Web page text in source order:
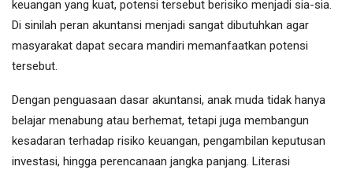
keuangan yang kuat, potensi tersebut berisiko menjadi sia-sia.
Di sinilah peran akuntansi menjadi sangat dibutuhkan agar
masyarakat dapat secara mandiri memanfaatkan potensi
tersebut.
Dengan penguasaan dasar akuntansi, anak muda tidak hanya
belajar menabung atau berhemat, tetapi juga membangun
kesadaran terhadap risiko keuangan, pengambilan keputusan
investasi, hingga perencanaan jangka panjang. Literasi